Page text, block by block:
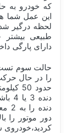
که خودرو به
این عمل شما
لحظه درگیر
طبیعی بیشتر
دارای پارگی
حالت سوم تست
را در حال
حدود
دور موتور را
کردید،خودروی